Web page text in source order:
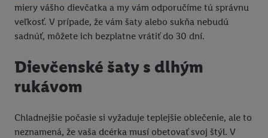
miery vášho dievčatka a my vám odporučíme tú správnu
veľkosť. V prípade, že vám šaty alebo sukňa nebudú
sadnúť, môžete ich bezplatne vrátiť do 30 dní.
Dievčenské šaty s dlhým
rukávom
Chladnejšie počasie si vyžaduje teplejšie oblečenie, ale to
neznamená, že vaša dcérka musí obetovať svoj štýl. V